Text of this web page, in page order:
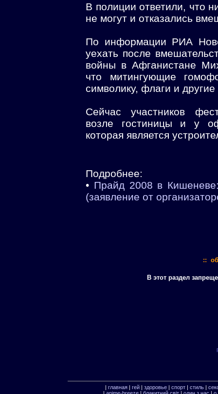
В полиции ответили, что
не могут и отказались
По информации РИА
уехать после
войны в Афганистане
что митингующие
символику, флаги и
Сейчас участников
возле гостиницы и у
которая является
Подробнее:
• Прайд 2008 в
(заявление от
::
В этот раздел
| главная| гей| здоровье| спорт| стиль|